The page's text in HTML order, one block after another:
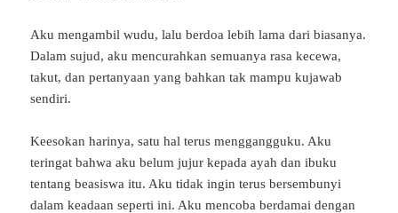
Aku mengambil wudu, lalu berdoa lebih lama dari biasanya.
Dalam sujud, aku mencurahkan semuanya rasa kecewa,
takut, dan pertanyaan yang bahkan tak mampu kujawab
sendiri.
Keesokan harinya, satu hal terus menggangguku. Aku
teringat bahwa aku belum jujur kepada ayah dan ibuku
tentang beasiswa itu. Aku tidak ingin terus bersembunyi
dalam keadaan seperti ini. Aku mencoba berdamai dengan